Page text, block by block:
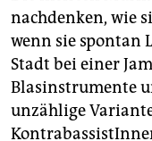
abo
genossenschaft
epaper login
nachdenken, wie
wenn sie spontan
Stadt bei einer
Blasinstrumente
unzählige